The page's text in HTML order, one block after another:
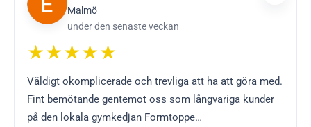
Malmö
under den senaste veckan
★★★★★
Väldigt okomplicerade och trevliga att ha att göra med.
Fint bemötande gentemot oss som långvariga kunder
på den lokala gymkedjan Formtoppe…